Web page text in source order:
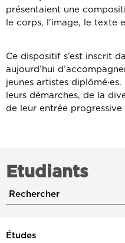
présentaient une
le corps, l'image, le texte
Ce dispositif s’est inscrit
aujourd’hui
jeunes artistes
leurs démarches, de la
de leur entrée
Etudiants